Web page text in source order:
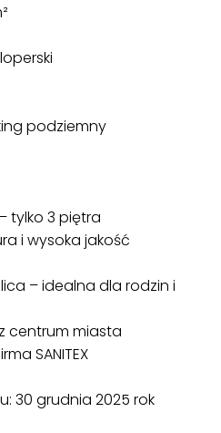
podziemny
tylko 3 piętra
i wysoka jakość
– idealna dla rodzin i
centrum miasta
SANITEX
30 grudnia 2025 rok